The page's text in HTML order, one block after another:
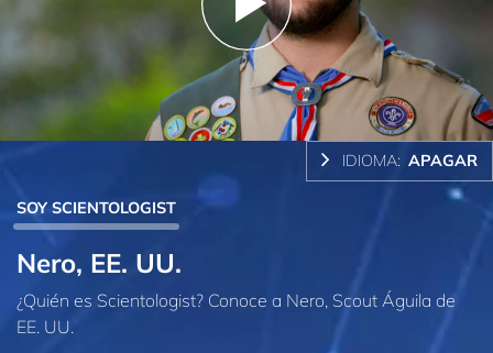
Play
Video
IDIOMA: APAGAR
SOY SCIENTOLOGIST
Nero, EE. UU.
¿Quién es Scientologist? Conoce a Nero, Scout Águila de
EE. UU.